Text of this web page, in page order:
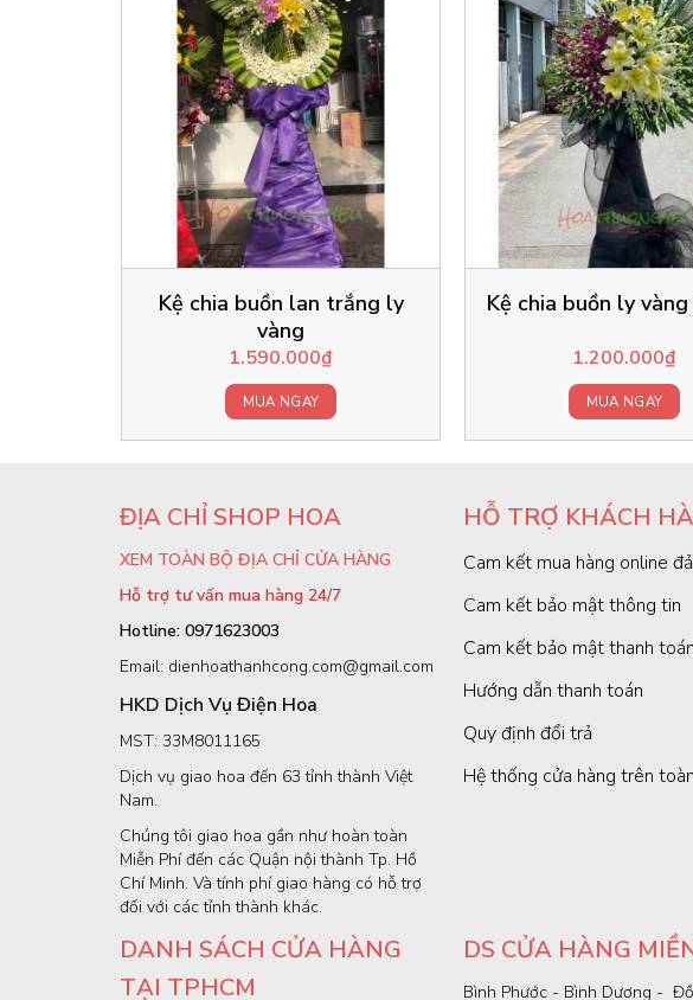
Kệ chia buồn lan trắng ly
vàng
1.590.000₫
MUA NGAY
Kệ chia buồn ly
1.200.000₫
MUA NGAY
ĐỊA CHỈ SHOP HOA
XEM TOÀN BỘ ĐỊA CHỈ CỬA HÀNG
Hỗ trợ tư vấn mua hàng 24/7
Hotline: 0971623003
Email: dienhoathanhcong.com@gmail.com
HKD Dịch Vụ Điện Hoa
MST: 33M8011165
Dịch vụ giao hoa đến 63 tỉnh thành Việt
Nam.
Chúng tôi giao hoa gần như hoàn toàn
Miễn Phí đến các Quận nội thành Tp. Hồ
Chí Minh. Và tính phí giao hàng có hỗ trợ
đối với các tỉnh thành khác.
HỖ TRỢ KHÁCH
Cam kết mua hàng online
Cam kết bảo mật thông tin
Cam kết bảo mật thanh toán
Hướng dẫn thanh toán
Quy định đổi trả
Hệ thống cửa hàng trên
DANH SÁCH CỬA HÀNG
TẠI TPHCM
DS CỬA HÀNG
Bình Phước - Bình Dương -